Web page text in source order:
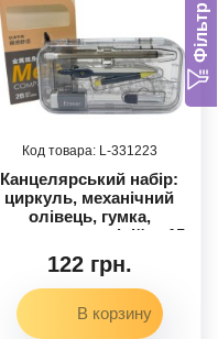
Фільтр
331223
Канцелярський набір:
циркуль, механічний
олівець, гумка,
транспортир, лінійка 15
см, трикутник 60ʼ,
трикутник 45ʼ. Тубус із
запасними грифелями
до олівця. (ЧОРНИЙ)
122 грн.